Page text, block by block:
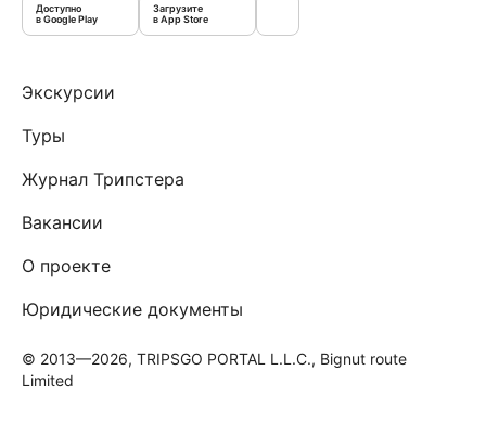
Доступно
в Google Play
Загрузите
в App Store
Экскурсии
Туры
Журнал Трипстера
Вакансии
О проекте
Юридические документы
© 2013—2026, TRIPSGO PORTAL L.L.C., Bignut route
Limited